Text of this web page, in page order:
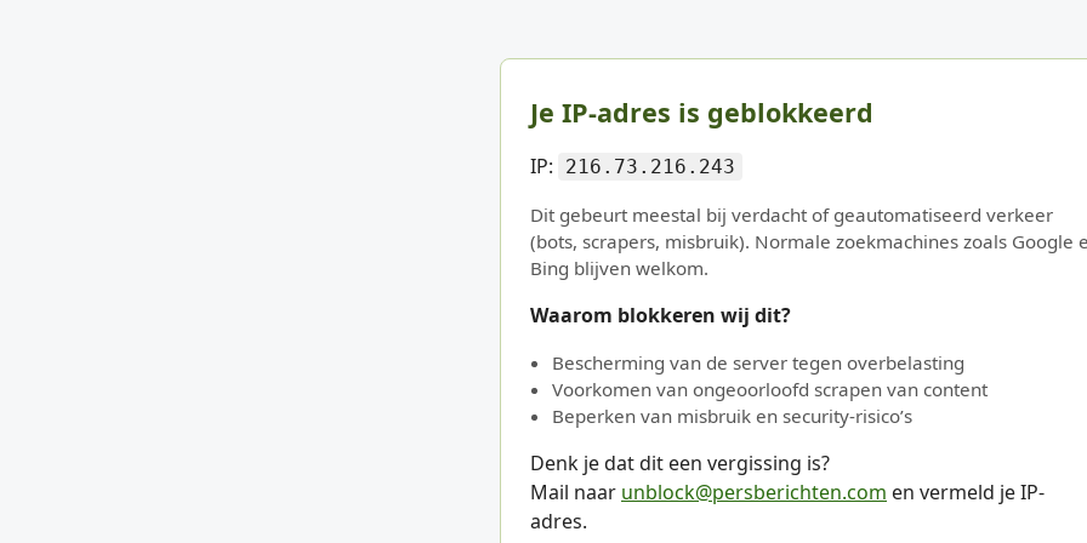
Je IP-adres is geblokkeerd
IP: 216.73.216.243
Dit gebeurt meestal bij verdacht of geautomatiseerd verkeer
(bots, scrapers, misbruik). Normale zoekmachines zoals Google
Bing blijven welkom.
Waarom blokkeren wij dit?
Bescherming van de server tegen overbelasting
Voorkomen van ongeoorloofd scrapen van content
Beperken van misbruik en security-risico’s
Denk je dat dit een vergissing is?
Mail naar unblock@persberichten.com en vermeld je IP-
adres.